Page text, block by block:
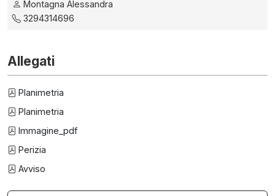
Montagna Alessandra
3294314696
Allegati
Planimetria
Planimetria
Immagine_pdf
Perizia
Avviso